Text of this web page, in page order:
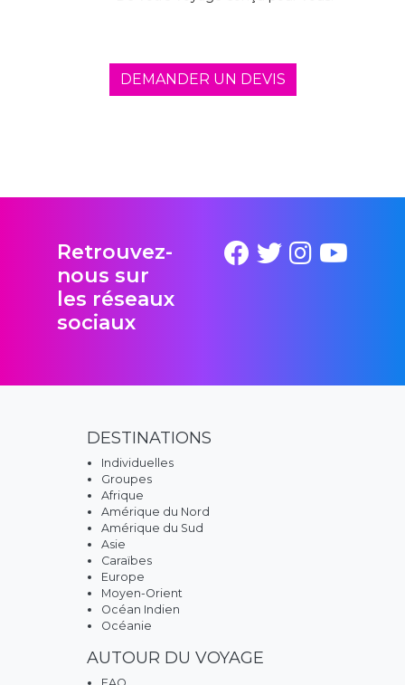
DEMANDER UN DEVIS
Retrouvez-
nous sur
les réseaux
sociaux
DESTINATIONS
Individuelles
Groupes
Afrique
Amérique du Nord
Amérique du Sud
Asie
Caraïbes
Europe
Moyen-Orient
Océan Indien
Océanie
AUTOUR DU VOYAGE